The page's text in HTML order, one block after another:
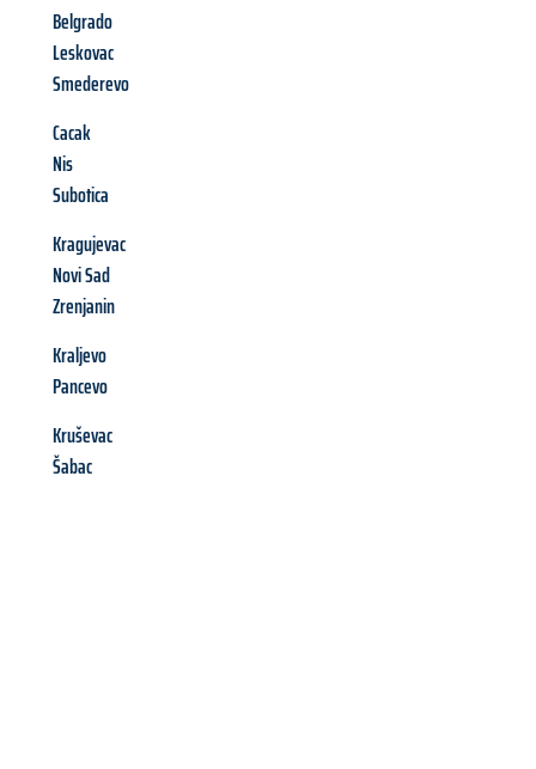
Belgrado
Leskovac
Smederevo
Cacak
Nis
Subotica
Kragujevac
Novi Sad
Zrenjanin
Kraljevo
Pancevo
Kruševac
Šabac